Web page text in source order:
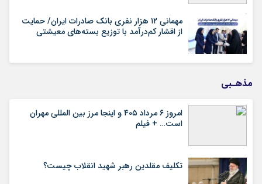
مهمانی ۱۲ هزار نفری بانک صادرات ایران/ حمایت
از اقشار کم‌درآمد با توزیع بسته‌های معیشتی
مذهـبی
امروز ۶ مرداد ۴۰۵ و اینجا مرز بین المللی مهران
است… + فیلم
تکلیف مقلدین رهبر شهید انقلاب چیست؟